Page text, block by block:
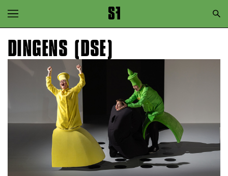
Zur Hauptnavigation springen
Zum Hauptinhalt springen
Zum Footer springen
DINGENS (DSE)